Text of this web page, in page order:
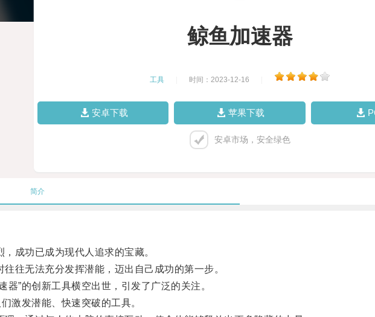
鲸鱼加速器
工具 时间：2023-12-16
安卓下载 苹果下载
安卓市场，安全绿色
简介
成功已成为现代人追求的宝藏。
无法充分发挥潜能，迈出自己成功的第一步。
”的创新工具横空出世，引发了广泛的关注。
发潜能、快速突破的工具。